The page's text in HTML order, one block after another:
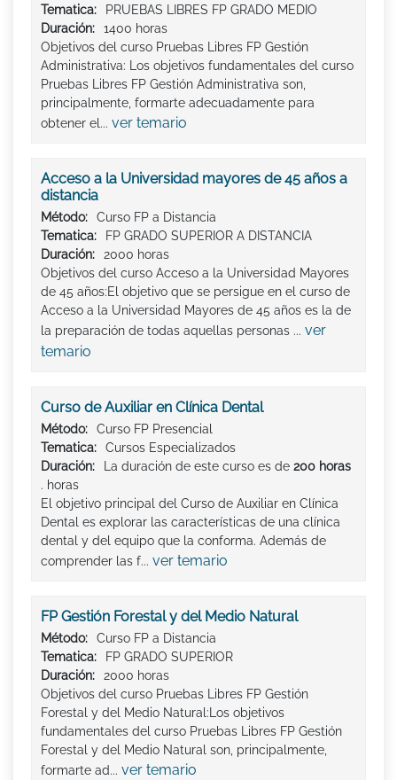
Tematica:
PRUEBAS LIBRES FP GRADO MEDIO
Duración:
1400 horas
Objetivos del curso Pruebas Libres FP Gestión
Administrativa: Los objetivos fundamentales del curso
Pruebas Libres FP Gestión Administrativa son,
principalmente, formarte adecuadamente para
obtener el... ver temario
Acceso a la Universidad mayores de 45 años a
distancia
Método:
Curso FP a Distancia
Tematica:
FP GRADO SUPERIOR A DISTANCIA
Duración:
2000 horas
Objetivos del curso Acceso a la Universidad Mayores
de 45 años:El objetivo que se persigue en el curso de
Acceso a la Universidad Mayores de 45 años es la de
la preparación de todas aquellas personas ... ver
temario
Curso de Auxiliar en Clínica Dental
Método:
Curso FP Presencial
Tematica:
Cursos Especializados
Duración:
La duración de este curso es de 200 horas
. horas
El objetivo principal del Curso de Auxiliar en Clínica
Dental es explorar las características de una clínica
dental y del equipo que la conforma. Además de
comprender las f... ver temario
FP Gestión Forestal y del Medio Natural
Método:
Curso FP a Distancia
Tematica:
FP GRADO SUPERIOR
Duración:
2000 horas
Objetivos del curso Pruebas Libres FP Gestión
Forestal y del Medio Natural:Los objetivos
fundamentales del curso Pruebas Libres FP Gestión
Forestal y del Medio Natural son, principalmente,
formarte ad... ver temario